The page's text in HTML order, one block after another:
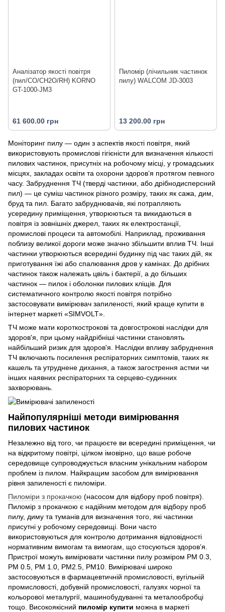
Аналізатор якості повітря
(пил/CO/CH2O/RH) KORNO
GT-1000-JM3
61 600.00 грн
Пиломір (лічильник частинок
пилу) WALCOM JD-3003
13 200.00 грн
Моніторинг пилу — один з аспектів якості повітря, який
використовують промислові гігієністи для визначення кількості
пилових частинок, присутніх на робочому місці, у громадських
місцях, закладах освіти та охорони здоров’я протягом певного
часу. Забруднення ТЧ (тверді частинки, або дрібнодисперсний
пил) — це суміш частинок різного розміру, таких як сажа, дим,
бруд та пил. Багато забруднювачів, які потрапляють
усередину приміщення, утворюються та викидаються в
повітря із зовнішніх джерел, таких як електростанції,
промислові процеси та автомобілі. Наприклад, проживання
поблизу великої дороги може значно збільшити вплив ТЧ. Інші
частинки утворюються всередині будинку під час таких дій, як
приготування їжі або спалювання дров у камінах. До дрібних
частинок також належать цвіль і бактерії, а до більших
частинок — пилок і оболонки пилових кліщів. Для
систематичного контролю якості повітря потрібно
застосовувати вимірювач запиленості, який краще купити в
інтернет маркеті «SIMVOLT».
ТЧ може мати короткострокові та довгострокові наслідки для
здоров'я, при цьому найдрібніші частинки становлять
найбільший ризик для здоров'я. Наслідки впливу забруднення
ТЧ включають посилення респіраторних симптомів, таких як
кашель та утруднене дихання, а також загострення астми чи
інших наявних респіраторних та серцево-судинних
захворювань.
Найпопулярніші методи вимірювання
пилових частинок
Незалежно від того, чи працюєте ви всередині приміщення, чи
на відкритому повітрі, цілком імовірно, що ваше робоче
середовище супроводжується власним унікальним набором
проблем із пилом. Найкращим засобом для вимірювання
рівня запиленості є пиломіри.
Пиломіри з прокачкою (насосом для відбору проб повітря).
Пиломір з прокачкою є надійним методом для відбору проб
пилу, диму та туманів для визначення того, які частинки
присутні у робочому середовищі. Вони часто
використовуються для контролю дотримання відповідності
нормативним вимогам та вимогам, що стосуються здоров’я.
Пристрої можуть вимірювати частинки пилу розміром PM 0.3,
PM 0.5, PM 1.0, PM2.5, PM10. Вимірювачі широко
застосовуються в фармацевтичній промисловості, вугільній
промисловості, добувній промисловості, галузях чорної та
кольорової металургії, машинобудуванні та металообробці
тощо. Високоякісний пиломір купити можна в маркеті